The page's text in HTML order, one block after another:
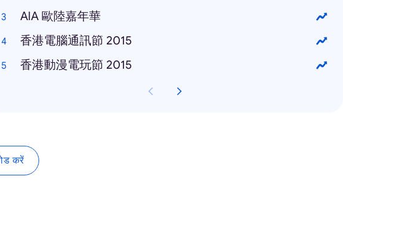
AIA 歐陸嘉年華
香港電腦通訊節 2015
香港動漫電玩節 2015
करें